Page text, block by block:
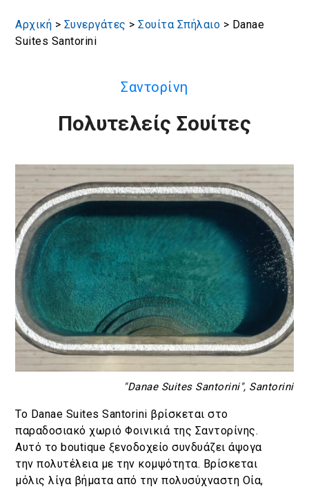
Αρχική > Συνεργάτες >Σουίτα Σπήλαιο > Danae
Suites Santorini
Σαντορίνη
Πολυτελείς Σουίτες
Το Danae Suites Santorini βρίσκεται στο
παραδοσιακό χωριό Φοινικιά της Σαντορίνης.
Αυτό το boutique ξενοδοχείο συνδυάζει άψογα
την πολυτέλεια με την κομψότητα. Βρίσκεται
μόλις λίγα βήματα από την πολυσύχναστη Οία,
"Danae Suites Santorini", Santorini